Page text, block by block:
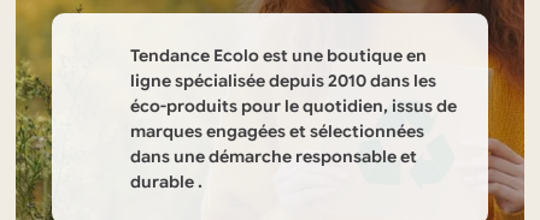
Tendance Ecolo est une boutique en
ligne spécialisée depuis 2010 dans les
éco-produits pour le quotidien, issus de
marques engagées et sélectionnées
dans une démarche responsable et
durable .